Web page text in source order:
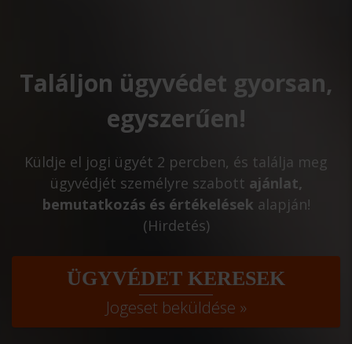
Találjon ügyvédet gyorsan,
egyszerűen!
Küldje el jogi ügyét 2 percben, és találja meg
ügyvédjét személyre szabott ajánlat,
bemutatkozás és értékelések alapján!
(Hirdetés)
ÜGYVÉDET KERESEK
Jogeset beküldése »